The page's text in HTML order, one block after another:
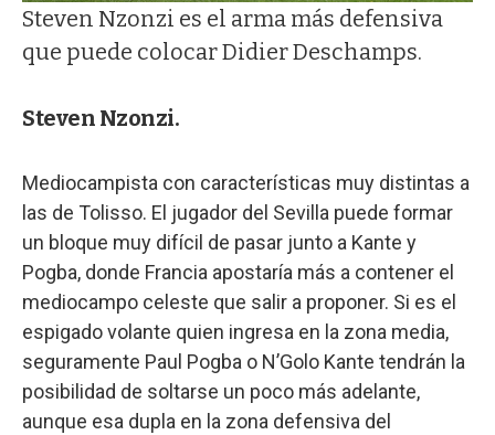
Steven Nzonzi es el arma más defensiva
que puede colocar Didier Deschamps.
Steven Nzonzi.
Mediocampista con características muy distintas a
las de Tolisso. El jugador del Sevilla puede formar
un bloque muy difícil de pasar junto a Kante y
Pogba, donde Francia apostaría más a contener el
mediocampo celeste que salir a proponer. Si es el
espigado volante quien ingresa en la zona media,
seguramente Paul Pogba o N’Golo Kante tendrán la
posibilidad de soltarse un poco más adelante,
aunque esa dupla en la zona defensiva del